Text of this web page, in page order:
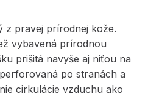
z pravej prírodnej kože.
vybavená prírodnou
prišitá navyše aj niťou na
po stranách a
cirkulácie vzduchu ako